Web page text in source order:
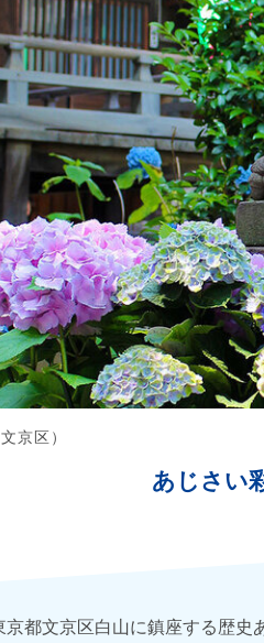
京区）
あじさい
京都文京区白山に鎮座する歴